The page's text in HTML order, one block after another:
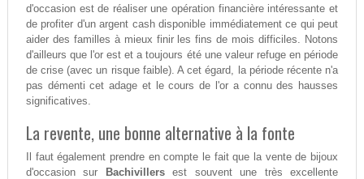
d'occasion est de réaliser une opération financière intéressante et
de profiter d'un argent cash disponible immédiatement ce qui peut
aider des familles à mieux finir les fins de mois difficiles. Notons
d'ailleurs que l'or est et a toujours été une valeur refuge en période
de crise (avec un risque faible). A cet égard, la période récente n'a
pas démenti cet adage et le cours de l'or a connu des hausses
significatives.
La revente, une bonne alternative à la fonte
Il faut également prendre en compte le fait que la vente de bijoux
d'occasion sur Bachivillersest souvent une très excellente